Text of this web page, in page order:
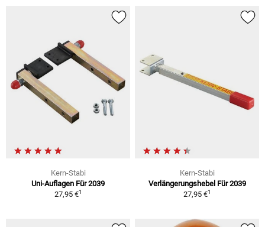
Kern-Stabi
Uni-Auflagen Für 2039
27,95 €1
Kern-Stabi
Verlängerungshebel Für 2039
27,95 €1